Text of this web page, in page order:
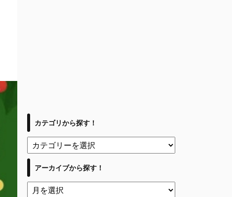
カテゴリから探す！
アーカイブから探す！